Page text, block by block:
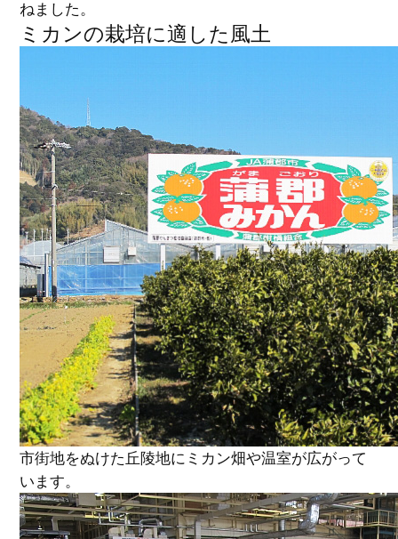
ねました。
ミカンの栽培に適した風土
市街地をぬけた丘陵地にミカン畑や温室が広がって
います。